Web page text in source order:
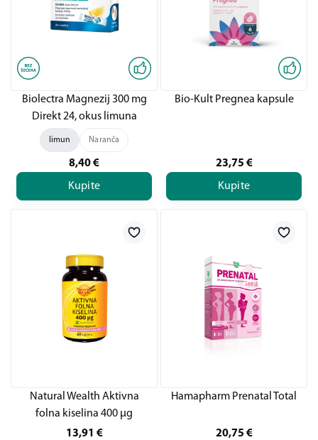
Biolectra Magnezij 300 mg
Direkt 24, okus limuna
limun Naranča
8,40€
Kupite
Bio-Kult Pregnea kapsule
23,75 €
Kupite
Natural Wealth Aktivna
folna kiselina 400 µg
13,91 €
Hamapharm Prenatal Total
20,75 €